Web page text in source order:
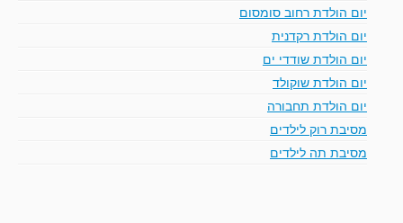
יום הולדת רחוב סומסום
יום הולדת רקדנית
יום הולדת שודדי ים
יום הולדת שוקולד
יום הולדת תחבורה
מסיבת רוק לילדים
מסיבת תה לילדים